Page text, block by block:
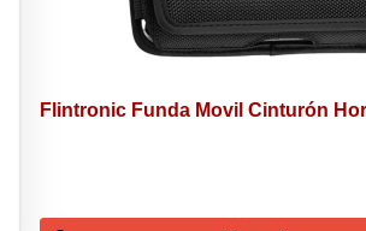
Flintronic Funda Movil Cinturón